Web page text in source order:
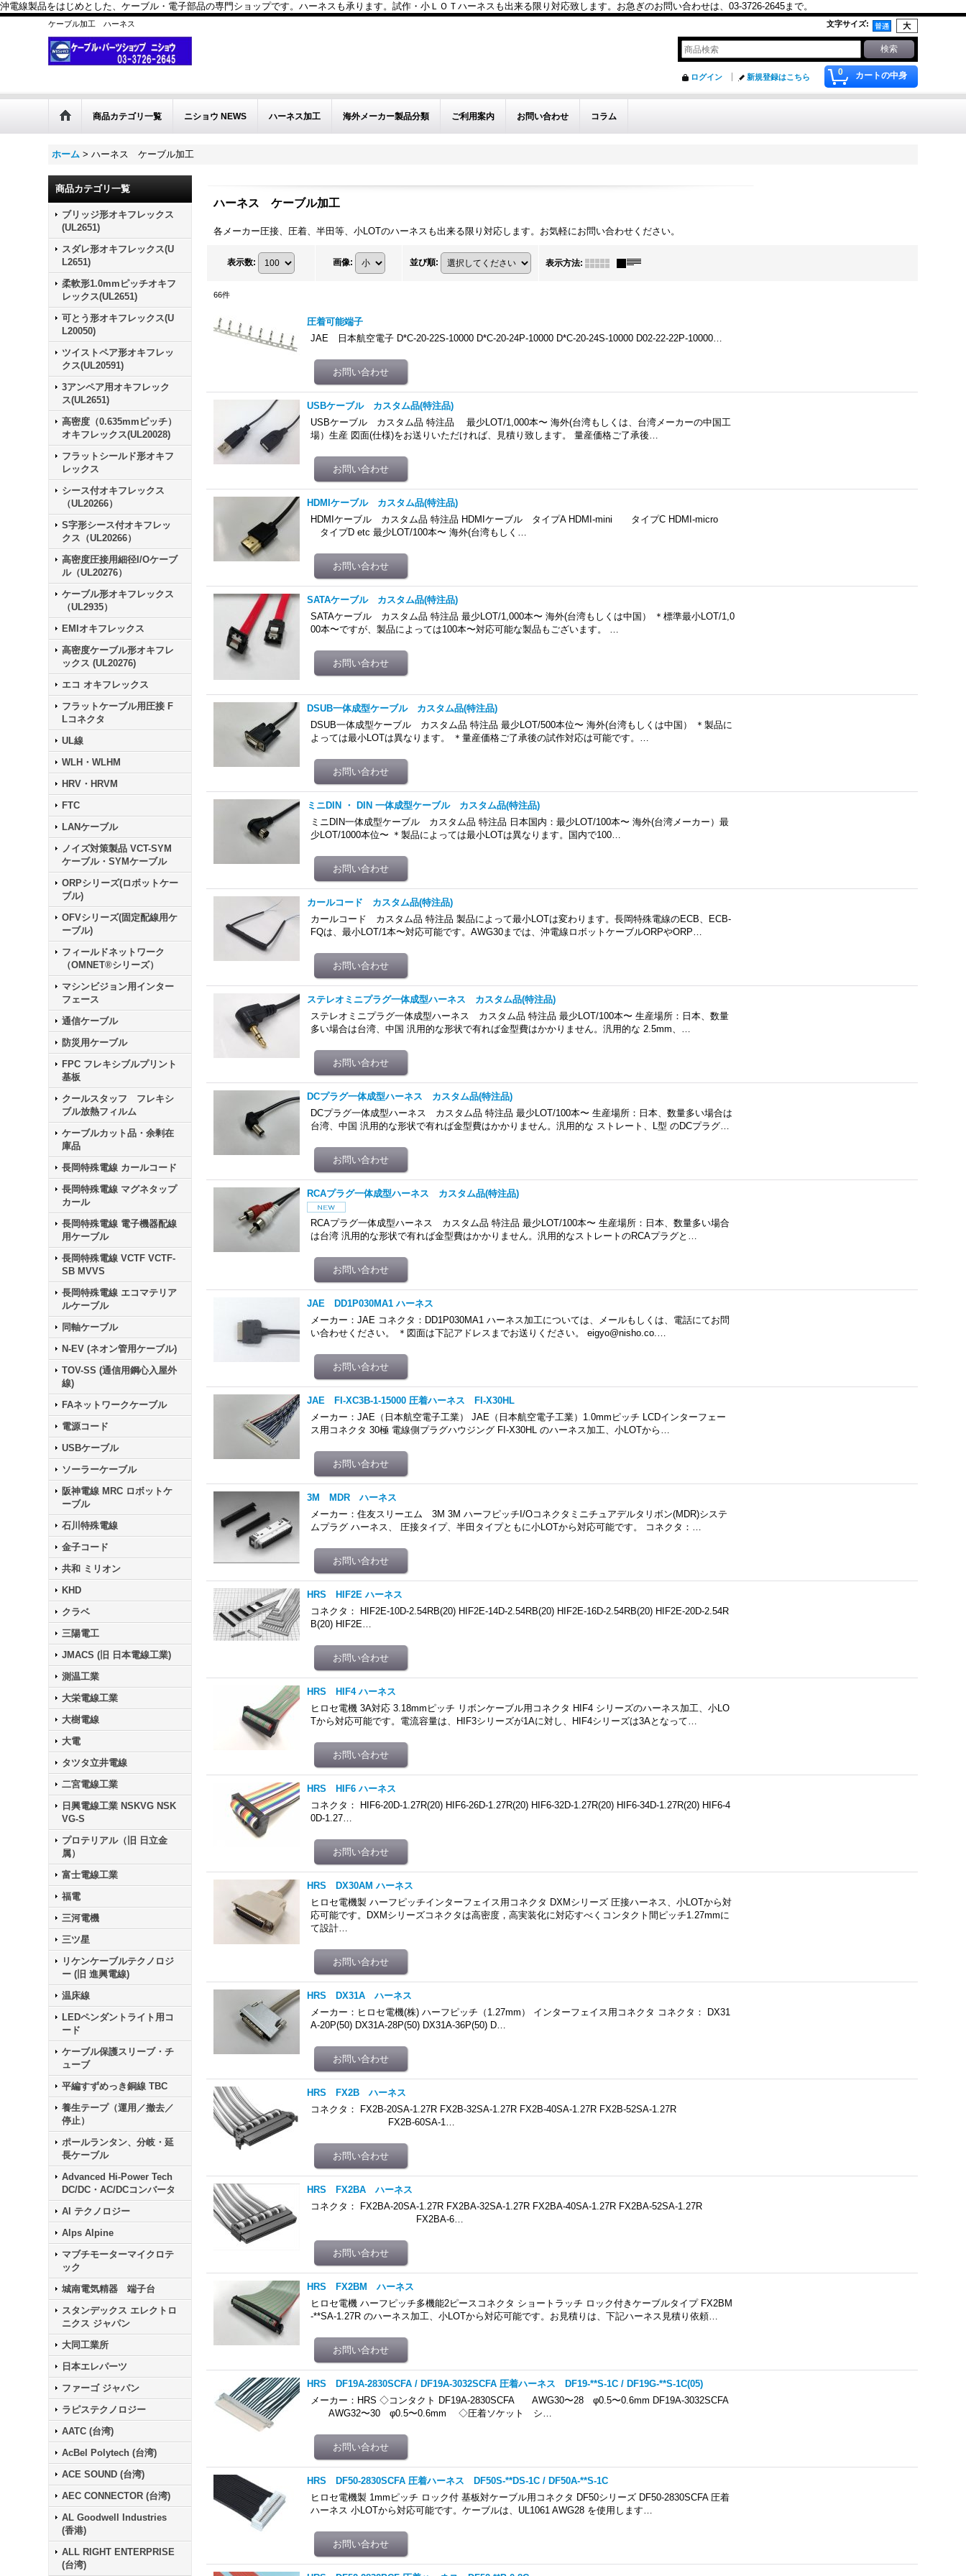
沖電線製品をはじめとした、ケーブル・電子部品の専門ショップです。ハーネスも承ります。試作・小ＬＯＴハーネスも出来る限り対応致します。お急ぎのお問い合わせは、03-3726-2645まで。
ケーブル加工 ハーネス 文字サイズ:
0 カートの中身
ログイン 新規登録はこちら
商品カテゴリ一覧 ニショウ NEWS ハーネス加工 海外メーカー製品分類 ご利用案内 お問い合わせ コラム
ホーム > ハーネス ケーブル加工
商品カテゴリ一覧
ブリッジ形オキフレックス
(UL2651)
スダレ形オキフレックス(U
L2651)
柔軟形1.0mmピッチオキフ
レックス(UL2651)
可とう形オキフレックス(U
L20050)
ツイストペア形オキフレッ
クス(UL20591)
3アンペア用オキフレック
ス(UL2651)
高密度（0.635mmピッチ）
オキフレックス(UL20028)
フラットシールド形オキフ
レックス
シース付オキフレックス
（UL20266）
S字形シース付オキフレッ
クス（UL20266）
高密度圧接用細径I/Oケーブ
ル（UL20276）
ケーブル形オキフレックス
（UL2935）
EMIオキフレックス
高密度ケーブル形オキフレ
ックス (UL20276)
エコ オキフレックス
フラットケーブル用圧接 F
Lコネクタ
UL線
WLH・WLHM
HRV・HRVM
FTC
LANケーブル
ノイズ対策製品 VCT-SYM
ケーブル・SYMケーブル
ORPシリーズ(ロボットケー
ブル)
OFVシリーズ(固定配線用ケ
ーブル)
フィールドネットワーク
（OMNET®シリーズ）
マシンビジョン用インター
フェース
通信ケーブル
防災用ケーブル
FPC フレキシブルプリント
基板
クールスタッフ フレキシ
ブル放熱フィルム
ケーブルカット品・余剰在
庫品
長岡特殊電線 カールコード
長岡特殊電線 マグネタップ
カール
長岡特殊電線 電子機器配線
用ケーブル
長岡特殊電線 VCTF VCTF-
SB MVVS
長岡特殊電線 エコマテリア
ルケーブル
同軸ケーブル
N-EV (ネオン管用ケーブル)
TOV-SS (通信用鋼心入屋外
線)
FAネットワークケーブル
電源コード
USBケーブル
ソーラーケーブル
阪神電線 MRC ロボットケ
ーブル
石川特殊電線
金子コード
共和 ミリオン
KHD
クラベ
三陽電工
JMACS (旧 日本電線工業)
測温工業
大栄電線工業
大樹電線
大電
タツタ立井電線
二宮電線工業
日興電線工業 NSKVG NSK
VG-S
プロテリアル（旧 日立金
属）
富士電線工業
福電
三河電機
三ツ星
リケンケーブルテクノロジ
ー (旧 進興電線)
温床線
LEDペンダントライト用コ
ード
ケーブル保護スリーブ・チ
ューブ
平編すずめっき銅線 TBC
養生テープ（運用／撤去／
停止）
ポールランタン、分岐・延
長ケーブル
Advanced Hi-Power Tech
DC/DC・AC/DCコンバータ
AI テクノロジー
Alps Alpine
マブチモーターマイクロテ
ック
城南電気精器 端子台
スタンデックス エレクトロ
ニクス ジャパン
大同工業所
日本エレパーツ
ファーゴ ジャパン
ラピステクノロジー
AATC (台湾)
AcBel Polytech (台湾)
ACE SOUND (台湾)
AEC CONNECTOR (台湾)
AL Goodwell Industries
(香港)
ALL RIGHT ENTERPRISE
(台湾)
ハーネス ケーブル加工
各メーカー圧接、圧着、半田等、小LOTのハーネスも出来る限り対応します。お気軽にお問い合わせください。
表示数: 画像: 並び順: 表示方法:
66件
圧着可能端子
JAE 日本航空電子 D*C-20-22S-10000 D*C-20-24P-10000 D*C-20-24S-10000 D02-22-22P-10000…
USBケーブル カスタム品(特注品)
USBケーブル カスタム品 特注品 最少LOT/1,000本〜 海外(台湾もしくは、台湾メーカーの中国工
場）生産 図面(仕様)をお送りいただければ、見積り致します。 量産価格ご了承後…
HDMIケーブル カスタム品(特注品)
HDMIケーブル カスタム品 特注品 HDMIケーブル タイプA HDMI-mini タイプC HDMI-micro
タイプD etc 最少LOT/100本〜 海外(台湾もしく…
SATAケーブル カスタム品(特注品)
SATAケーブル カスタム品 特注品 最少LOT/1,000本〜 海外(台湾もしくは中国） ＊標準最小LOT/1,0
00本〜ですが、製品によっては100本〜対応可能な製品もございます。 …
DSUB一体成型ケーブル カスタム品(特注品)
DSUB一体成型ケーブル カスタム品 特注品 最少LOT/500本位〜 海外(台湾もしくは中国） ＊製品に
よっては最小LOTは異なります。 ＊量産価格ご了承後の試作対応は可能です。…
ミニDIN ・ DIN 一体成型ケーブル カスタム品(特注品)
ミニDIN一体成型ケーブル カスタム品 特注品 日本国内：最少LOT/100本〜 海外(台湾メーカー）最
少LOT/1000本位〜 ＊製品によっては最小LOTは異なります。国内で100…
カールコード カスタム品(特注品)
カールコード カスタム品 特注品 製品によって最小LOTは変わります。長岡特殊電線のECB、ECB-
FQは、最小LOT/1本〜対応可能です。AWG30までは、沖電線ロボットケーブルORPやORP…
ステレオミニプラグ一体成型ハーネス カスタム品(特注品)
ステレオミニプラグ一体成型ハーネス カスタム品 特注品 最少LOT/100本〜 生産場所：日本、数量
多い場合は台湾、中国 汎用的な形状で有れば金型費はかかりません。汎用的な 2.5mm、…
DCプラグ一体成型ハーネス カスタム品(特注品)
DCプラグ一体成型ハーネス カスタム品 特注品 最少LOT/100本〜 生産場所：日本、数量多い場合は
台湾、中国 汎用的な形状で有れば金型費はかかりません。汎用的な ストレート、L型 のDCプラグ…
RCAプラグ一体成型ハーネス カスタム品(特注品)
RCAプラグ一体成型ハーネス カスタム品 特注品 最少LOT/100本〜 生産場所：日本、数量多い場合
は台湾 汎用的な形状で有れば金型費はかかりません。汎用的なストレートのRCAプラグと…
JAE DD1P030MA1 ハーネス
メーカー：JAE コネクタ：DD1P030MA1 ハーネス加工については、メールもしくは、電話にてお問
い合わせください。 ＊図面は下記アドレスまでお送りください。 eigyo@nisho.co.…
JAE FI-XC3B-1-15000 圧着ハーネス FI-X30HL
メーカー：JAE（日本航空電子工業） JAE（日本航空電子工業）1.0mmピッチ LCDインターフェー
ス用コネクタ 30極 電線側プラグハウジング FI-X30HL のハーネス加工、小LOTから…
3M MDR ハーネス
メーカー：住友スリーエム 3M 3M ハーフピッチI/Oコネクタミニチュアデルタリボン(MDR)システ
ムプラグ ハーネス、 圧接タイプ、半田タイプともに小LOTから対応可能です。 コネクタ：…
HRS HIF2E ハーネス
コネクタ： HIF2E-10D-2.54RB(20) HIF2E-14D-2.54RB(20) HIF2E-16D-2.54RB(20) HIF2E-20D-2.54R
B(20) HIF2E…
HRS HIF4 ハーネス
ヒロセ電機 3A対応 3.18mmピッチ リボンケーブル用コネクタ HIF4 シリーズのハーネス加工、小LO
Tから対応可能です。電流容量は、HIF3シリーズが1Aに対し、HIF4シリーズは3Aとなって…
HRS HIF6 ハーネス
コネクタ： HIF6-20D-1.27R(20) HIF6-26D-1.27R(20) HIF6-32D-1.27R(20) HIF6-34D-1.27R(20) HIF6-4
0D-1.27…
HRS DX30AM ハーネス
ヒロセ電機製 ハーフピッチインターフェイス用コネクタ DXMシリーズ 圧接ハーネス、小LOTから対
応可能です。DXMシリーズコネクタは高密度，高実装化に対応すべくコンタクト間ピッチ1.27mmに
て設計…
HRS DX31A ハーネス
メーカー：ヒロセ電機(株) ハーフピッチ（1.27mm） インターフェイス用コネクタ コネクタ： DX31
A-20P(50) DX31A-28P(50) DX31A-36P(50) D…
HRS FX2B ハーネス
コネクタ： FX2B-20SA-1.27R FX2B-32SA-1.27R FX2B-40SA-1.27R FX2B-52SA-1.27R
FX2B-60SA-1…
HRS FX2BA ハーネス
コネクタ： FX2BA-20SA-1.27R FX2BA-32SA-1.27R FX2BA-40SA-1.27R FX2BA-52SA-1.27R
FX2BA-6…
HRS FX2BM ハーネス
ヒロセ電機 ハーフピッチ多機能2ピースコネクタ ショートラッチ ロック付きケーブルタイプ FX2BM
-**SA-1.27R のハーネス加工、小LOTから対応可能です。お見積りは、下記ハーネス見積り依頼…
HRS DF19A-2830SCFA / DF19A-3032SCFA 圧着ハーネス DF19-**S-1C / DF19G-**S-1C(05)
メーカー：HRS ◇コンタクト DF19A-2830SCFA AWG30〜28 φ0.5〜0.6mm DF19A-3032SCFA
AWG32〜30 φ0.5〜0.6mm ◇圧着ソケット シ…
HRS DF50-2830SCFA 圧着ハーネス DF50S-**DS-1C / DF50A-**S-1C
ヒロセ電機製 1mmピッチ ロック付 基板対ケーブル用コネクタ DF50シリーズ DF50-2830SCFA 圧着
ハーネス 小LOTから対応可能です。ケーブルは、UL1061 AWG28 を使用します…